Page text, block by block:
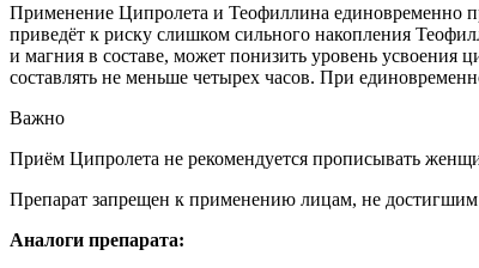
Применение Ципролета и Теофиллина единовременно
приведёт к риску слишком сильного накопления
и магния в составе, может понизить уровень
составлять не меньше четырех часов. При
Важно
Приём Ципролета не рекомендуется прописывать
Препарат запрещен к применению лицам, не достигшим
Аналоги препарата: